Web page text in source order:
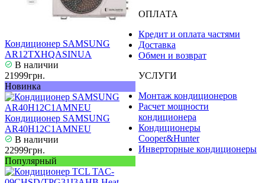
Кондиционер SAMSUNG
AR12TXHQASINUA
В наличии
21999грн.
Новинка
Кондиционер SAMSUNG
AR40H12C1AMNEU
В наличии
22999грн.
Популярный
ОПЛАТА
Кредит и оплата частями
Доставка
Обмен и возврат
УСЛУГИ
Монтаж кондиционеров
Расчет мощности
кондиционера
Кондиционеры
Cooper&Hunter
Инверторные кондиционеры